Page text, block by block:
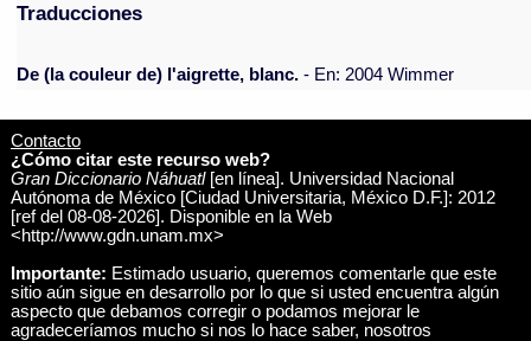
Traducciones
De (la couleur de) l'aigrette, blanc. - En: 2004 Wimmer
Contacto
¿Cómo citar este recurso web?
Gran Diccionario Náhuatl[en línea]. Universidad Nacional
Autónoma de México [Ciudad Universitaria, México D.F.]: 2012
[ref del 08-08-2026]. Disponible en la Web
<http://www.gdn.unam.mx>
Importante: Estimado usuario, queremos comentarle que este
sitio aún sigue en desarrollo por lo que si usted encuentra algún
aspecto que debamos corregir o podamos mejorar le
agradeceríamos mucho si nos lo hace saber, nosotros